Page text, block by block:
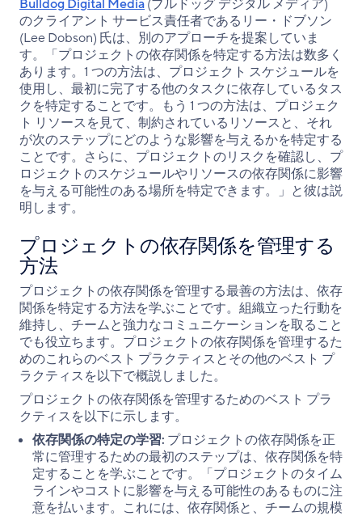
Bulldog Digital Media(ブルドッグ デジタル メディア)
のクライアント サービス責任者であるリー・ドブソン
(Lee Dobson) 氏は、別のアプローチを提案していま
す。「プロジェクトの依存関係を特定する方法は数多く
あります。1 つの方法は、プロジェクト スケジュールを
使用し、最初に完了する他のタスクに依存しているタス
クを特定することです。もう 1 つの方法は、プロジェク
ト リソースを見て、制約されているリソースと、それ
が次のステップにどのような影響を与えるかを特定する
ことです。さらに、プロジェクトのリスクを確認し、プ
ロジェクトのスケジュールやリソースの依存関係に影響
を与える可能性のある場所を特定できます。」と彼は説
明します。
プロジェクトの依存関係を管理する
方法
プロジェクトの依存関係を管理する最善の方法は、依存
関係を特定する方法を学ぶことです。組織立った行動を
維持し、チームと強力なコミュニケーションを取ること
でも役立ちます。プロジェクトの依存関係を管理するた
めのこれらのベスト プラクティスとその他のベスト プ
ラクティスを以下で概説しました。
プロジェクトの依存関係を管理するためのベスト プラ
クティスを以下に示します。
依存関係の特定の学習: プロジェクトの依存関係を正
常に管理するための最初のステップは、依存関係を特
定することを学ぶことです。「プロジェクトのタイム
ラインやコストに影響を与える可能性のあるものに注
意を払います。これには、依存関係と、チームの規模